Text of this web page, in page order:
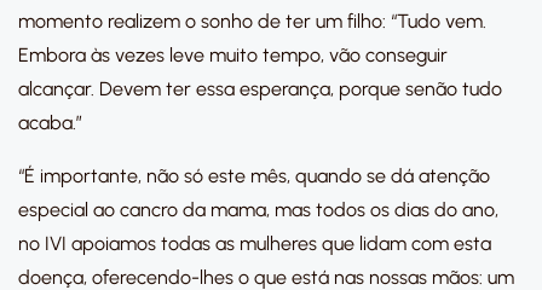
momento realizem o sonho de ter um filho: “Tudo vem.
Embora às vezes leve muito tempo, vão conseguir
alcançar. Devem ter essa esperança, porque senão tudo
acaba.”
“É importante, não só este mês, quando se dá atenção
especial ao cancro da mama, mas todos os dias do ano,
no IVI apoiamos todas as mulheres que lidam com esta
doença, oferecendo-lhes o que está nas nossas mãos: um